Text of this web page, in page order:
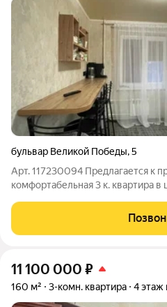
бульвар Великой Победы,5
Арт. 117230094 Предлагается к
комфортабельная 3 к. квартира в
проведения семейных ужинов и
высотой 2,7 метра придают
11 100 000 ₽
160 м² 3-комн. квартира 4 этаж